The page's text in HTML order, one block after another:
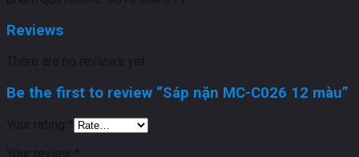
Reviews
There are no reviews yet.
Be the first to review “Sáp nặn MC-C026 12 màu”
Your rating *
Your review *